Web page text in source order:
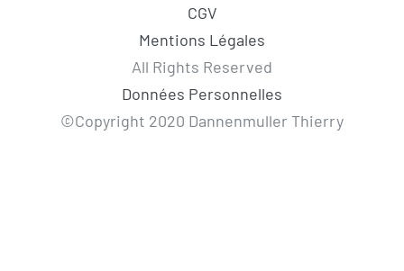
CGV
Mentions Légales
All Rights Reserved
Données Personnelles
©Copyright 2020 Dannenmuller Thierry